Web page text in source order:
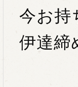
今お持
伊達締